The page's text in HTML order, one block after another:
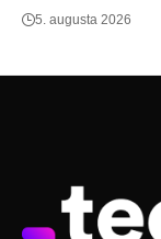
5. augusta 2026